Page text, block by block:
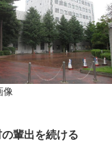
像
輩出を続ける